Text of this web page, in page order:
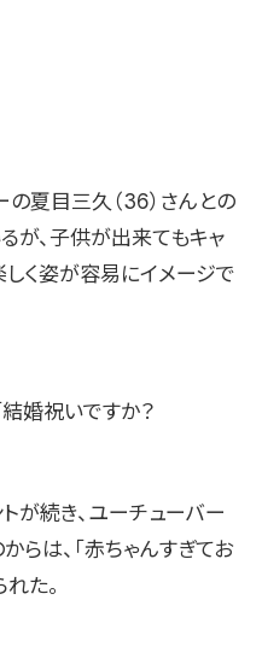
夏目三久（36）さんとの
が、子供が出来てもキャ
く姿が容易にイメージで
結婚祝いですか？
トが続き、ユーチューバー
らは、「赤ちゃんすぎてお
た。